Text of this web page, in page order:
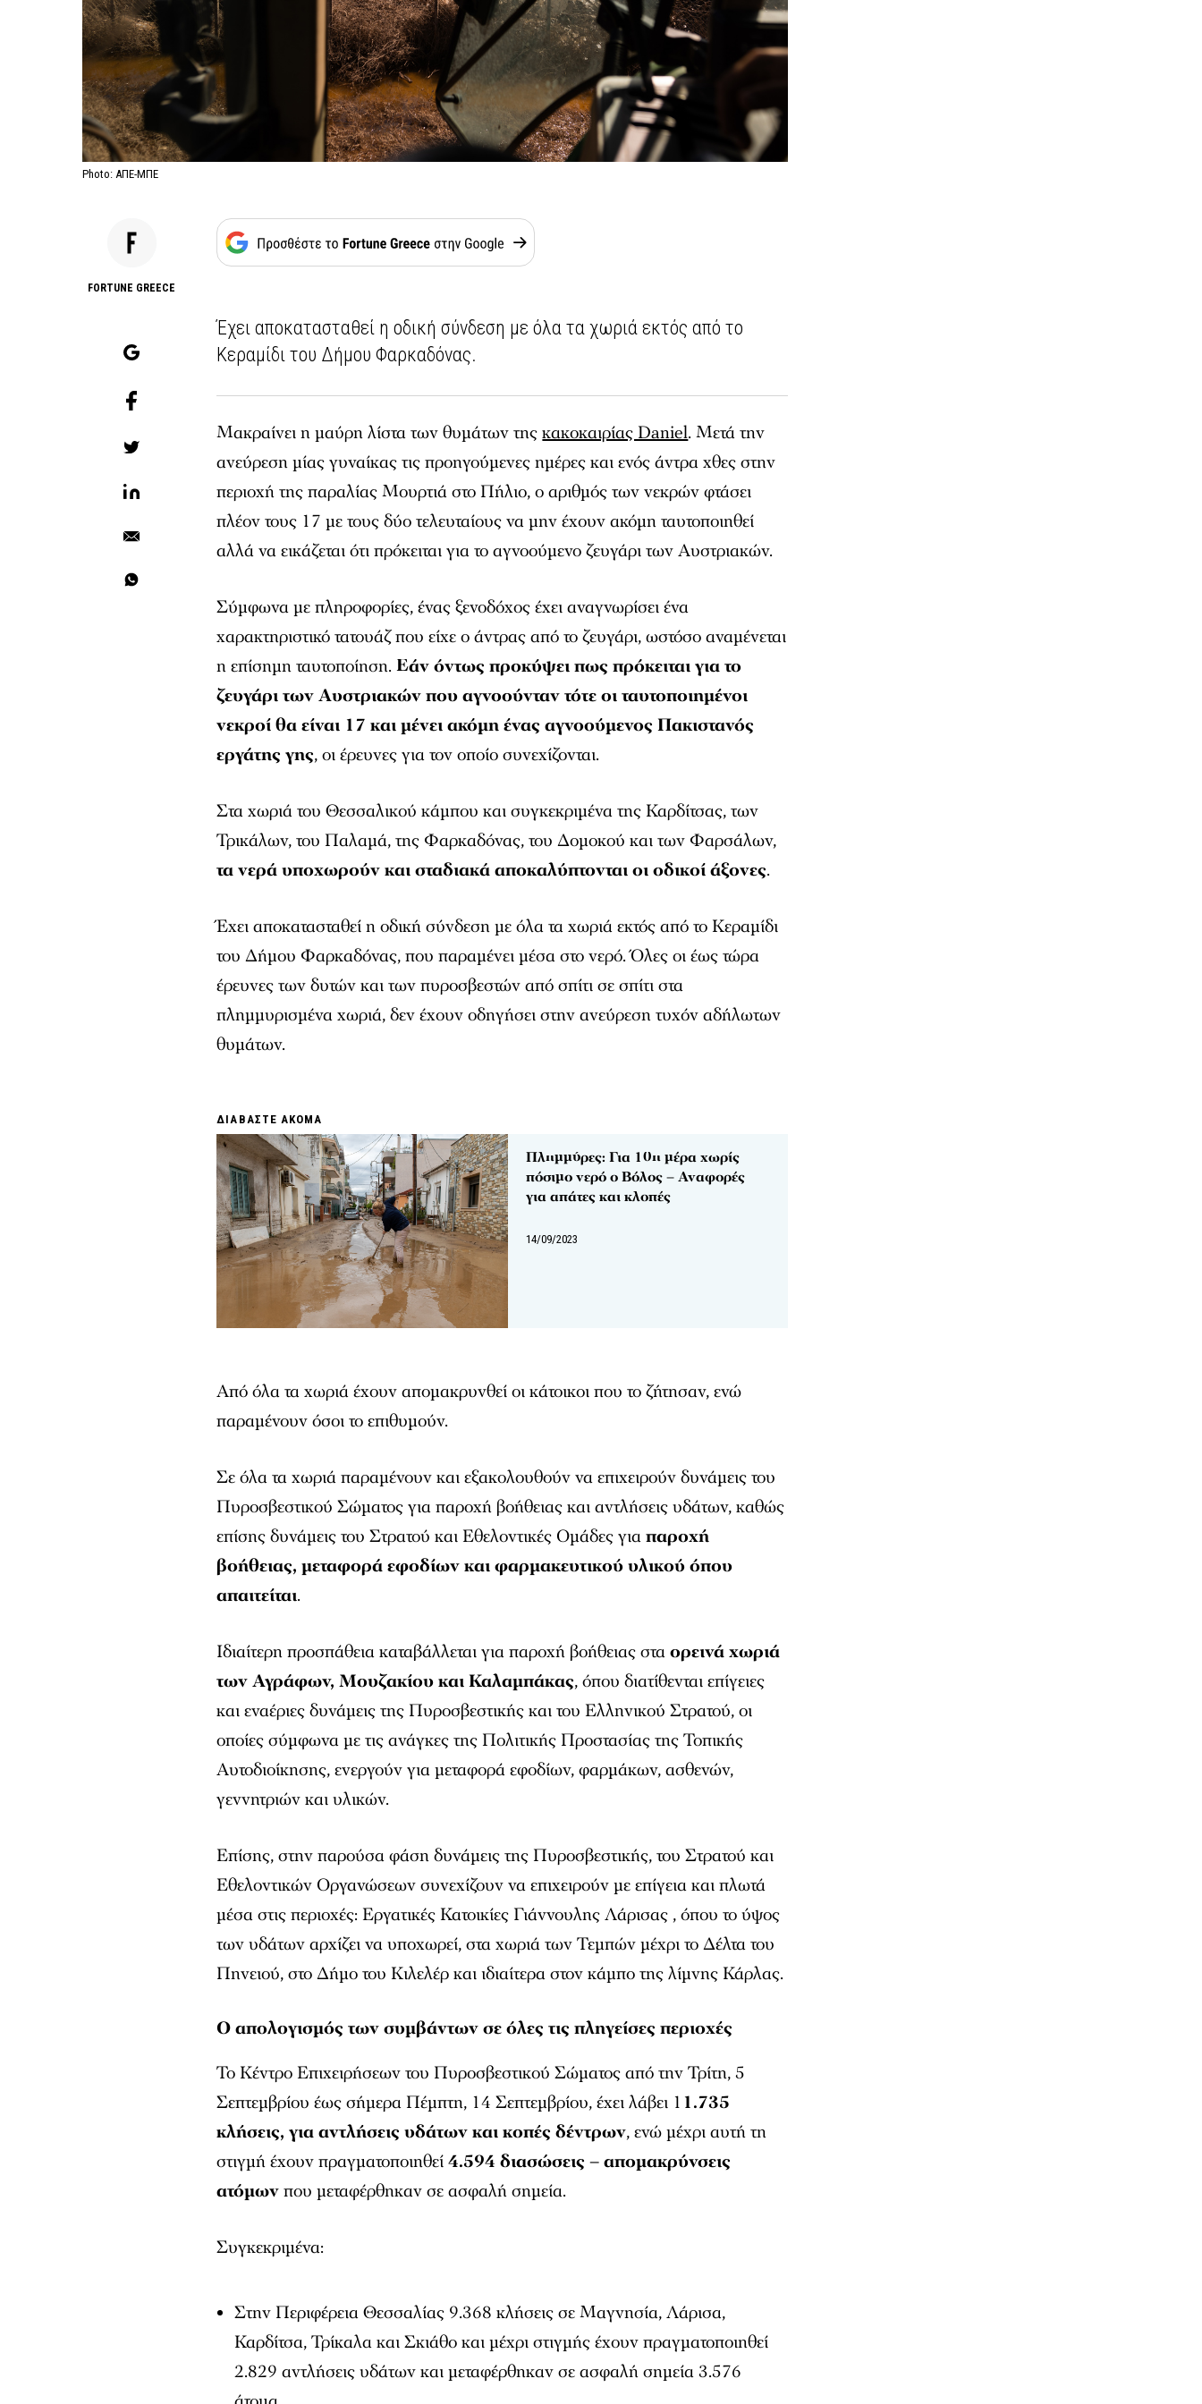
Photo: ΑΠΕ-ΜΠΕ
FORTUNE GREECE
Έχει αποκατασταθεί η οδική σύνδεση με όλα τα χωριά εκτός από το
Κεραμίδι του Δήμου Φαρκαδόνας.
Μακραίνει η μαύρη λίστα των θυμάτων τηςκακοκαιρίας Daniel. Μετά την
ανεύρεση μίας γυναίκας τις προηγούμενες ημέρες και ενός άντρα χθες στην
περιοχή της παραλίας Μουρτιά στο Πήλιο, ο αριθμός των νεκρών φτάσει
πλέον τους 17 με τους δύο τελευταίους να μην έχουν ακόμη ταυτοποιηθεί
αλλά να εικάζεται ότι πρόκειται για το αγνοούμενο ζευγάρι των Αυστριακών.
Σύμφωνα με πληροφορίες, ένας ξενοδόχος έχει αναγνωρίσει ένα
χαρακτηριστικό τατουάζ που είχε ο άντρας από το ζευγάρι, ωστόσο αναμένεται
η επίσημη ταυτοποίηση. Εάν όντως προκύψει πως πρόκειται για το
ζευγάρι των Αυστριακών που αγνοούνταν τότε οι ταυτοποιημένοι
νεκροί θα είναι 17 και μένει ακόμη ένας αγνοούμενος Πακιστανός
εργάτης γης, οι έρευνες για τον οποίο συνεχίζονται.
Στα χωριά του Θεσσαλικού κάμπου και συγκεκριμένα της Καρδίτσας, των
Τρικάλων, του Παλαμά, της Φαρκαδόνας, του Δομοκού και των Φαρσάλων,
τα νερά υποχωρούν και σταδιακά αποκαλύπτονται οι οδικοί άξονες.
Έχει αποκατασταθεί η οδική σύνδεση με όλα τα χωριά εκτός από το Κεραμίδι
του Δήμου Φαρκαδόνας, που παραμένει μέσα στο νερό. Όλες οι έως τώρα
έρευνες των δυτών και των πυροσβεστών από σπίτι σε σπίτι στα
πλημμυρισμένα χωριά, δεν έχουν οδηγήσει στην ανεύρεση τυχόν αδήλωτων
θυμάτων.
ΔΙΑΒΑΣΤΕ ΑΚΟΜΑ
Πλημμύρες: Για 10η μέρα χωρίς
πόσιμο νερό ο Βόλος – Αναφορές
για απάτες και κλοπές
14/09/2023
Από όλα τα χωριά έχουν απομακρυνθεί οι κάτοικοι που το ζήτησαν, ενώ
παραμένουν όσοι το επιθυμούν.
Σε όλα τα χωριά παραμένουν και εξακολουθούν να επιχειρούν δυνάμεις του
Πυροσβεστικού Σώματος για παροχή βοήθειας και αντλήσεις υδάτων, καθώς
επίσης δυνάμεις του Στρατού και Εθελοντικές Ομάδες γιαπαροχή
βοήθειας, μεταφορά εφοδίων και φαρμακευτικού υλικού όπου
απαιτείται.
Ιδιαίτερη προσπάθεια καταβάλλεται για παροχή βοήθειας σταορεινά χωριά
των Αγράφων, Μουζακίου και Καλαμπάκας, όπου διατίθενται επίγειες
και εναέριες δυνάμεις της Πυροσβεστικής και του Ελληνικού Στρατού, οι
οποίες σύμφωνα με τις ανάγκες της Πολιτικής Προστασίας της Τοπικής
Αυτοδιοίκησης, ενεργούν για μεταφορά εφοδίων, φαρμάκων, ασθενών,
γεννητριών και υλικών.
Επίσης, στην παρούσα φάση δυνάμεις της Πυροσβεστικής, του Στρατού και
Εθελοντικών Οργανώσεων συνεχίζουν να επιχειρούν με επίγεια και πλωτά
μέσα στις περιοχές: Εργατικές Κατοικίες Γιάννουλης Λάρισας , όπου το ύψος
των υδάτων αρχίζει να υποχωρεί, στα χωριά των Τεμπών μέχρι το Δέλτα του
Πηνειού, στο Δήμο του Κιλελέρ και ιδιαίτερα στον κάμπο της λίμνης Κάρλας.
Ο απολογισμός των συμβάντων σε όλες τις πληγείσες περιοχές
Το Κέντρο Επιχειρήσεων του Πυροσβεστικού Σώματος από την Τρίτη, 5
Σεπτεμβρίου έως σήμερα Πέμπτη, 14 Σεπτεμβρίου, έχει λάβει 1 1.735
κλήσεις, για αντλήσεις υδάτων και κοπές δέντρων, ενώ μέχρι αυτή τη
στιγμή έχουν πραγματοποιηθεί4.594 διασώσεις – απομακρύνσεις
ατόμωνπου μεταφέρθηκαν σε ασφαλή σημεία.
Συγκεκριμένα:
Στην Περιφέρεια Θεσσαλίας 9.368 κλήσεις σε Μαγνησία, Λάρισα,
Καρδίτσα, Τρίκαλα και Σκιάθο και μέχρι στιγμής έχουν πραγματοποιηθεί
2.829 αντλήσεις υδάτων και μεταφέρθηκαν σε ασφαλή σημεία 3.576